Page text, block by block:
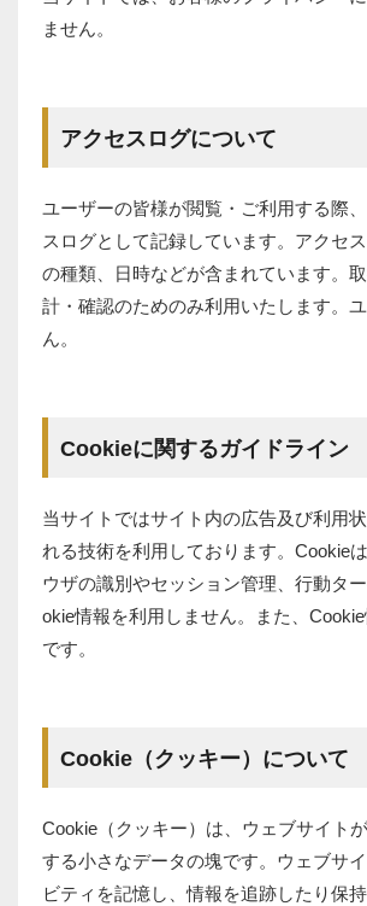
ません。
アクセスログについて
ユーザーの皆様が閲覧・ご利用する際
スログとして記録しています。アクセ
の種類、日時などが含まれています。
計・確認のためのみ利用いたします。
ん。
Cookieに関するガイドライン
当サイトではサイト内の広告及び利用
れる技術を利用しております。Cookie
ウザの識別やセッション管理、行動タ
okie情報を利用しません。また、
です。
Cookie（クッキー）について
Cookie（クッキー）は、ウェブサイト
する小さなデータの塊です。ウェブサ
ビティを記憶し、情報を追跡したり保